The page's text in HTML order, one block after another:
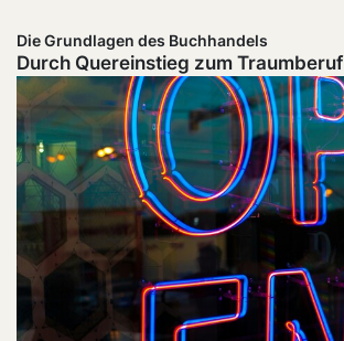
Die Grundlagen des Buchhandels
Durch Quereinstieg zum Traumberuf